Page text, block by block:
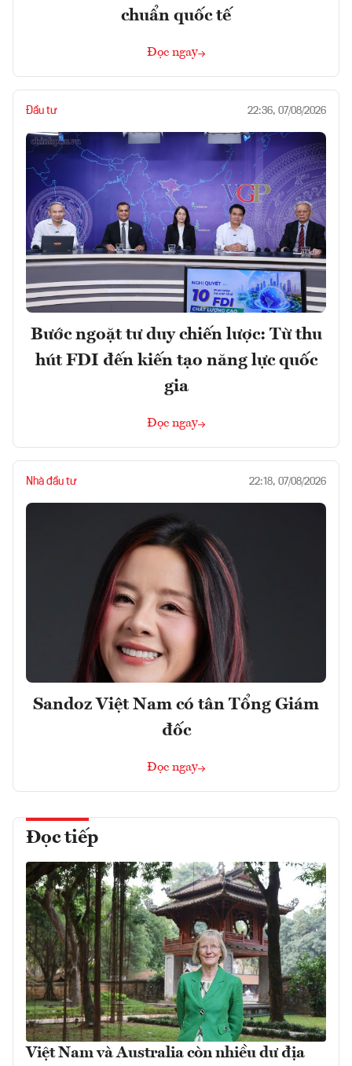
chuẩn quốc tế
Đọc ngay
Đầu tư 22:36, 07/08/2026
Bước ngoặt tư duy chiến lược: Từ thu
hút FDI đến kiến tạo năng lực quốc
gia
Đọc ngay
Nhà đầu tư 22:18, 07/08/2026
Sandoz Việt Nam có tân Tổng Giám
đốc
Đọc ngay
Đọc tiếp
Việt Nam và Australia còn nhiều dư địa